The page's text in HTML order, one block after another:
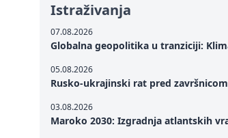
Istraživanja
07.08.2026
05.08.2026
Rusko-ukrajinski rat pred završnicom
03.08.2026